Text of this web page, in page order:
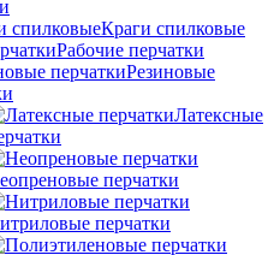
Краги спилковые
Рабочие перчатки
Резиновые
Латексные
перчатки
перчатки